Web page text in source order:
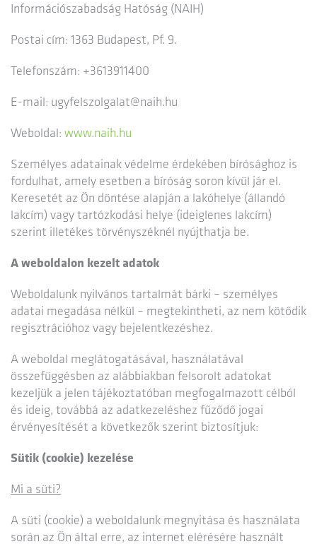
Információszabadság Hatóság (NAIH)
Postai cím: 1363 Budapest, Pf. 9.
Telefonszám: +3613911400
E-mail: ugyfelszolgalat@naih.hu
Weboldal: www.naih.hu
Személyes adatainak védelme érdekében bírósághoz is
fordulhat, amely esetben a bíróság soron kívül jár el.
Keresetét az Ön döntése alapján a lakóhelye (állandó
lakcím) vagy tartózkodási helye (ideiglenes lakcím)
szerint illetékes törvényszéknél nyújthatja be.
A weboldalon kezelt adatok
Weboldalunk nyilvános tartalmát bárki – személyes
adatai megadása nélkül – megtekintheti, az nem kötődik
regisztrációhoz vagy bejelentkezéshez.
A weboldal meglátogatásával, használatával
összefüggésben az alábbiakban felsorolt adatokat
kezeljük a jelen tájékoztatóban megfogalmazott célból
és ideig, továbbá az adatkezeléshez fűződő jogai
érvényesítését a következők szerint biztosítjuk:
Sütik (cookie) kezelése
Mi a süti?
A süti (cookie) a weboldalunk megnyitása és használata
során az Ön által erre, az internet elérésére használt